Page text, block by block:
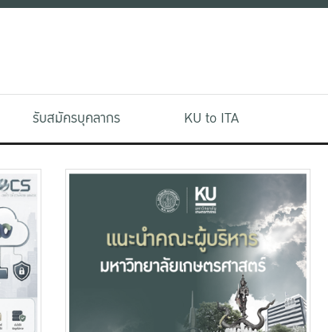
รับสมัครบุคลากร KU to ITA